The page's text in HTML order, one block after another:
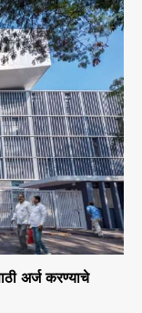
अर्ज करण्याचे